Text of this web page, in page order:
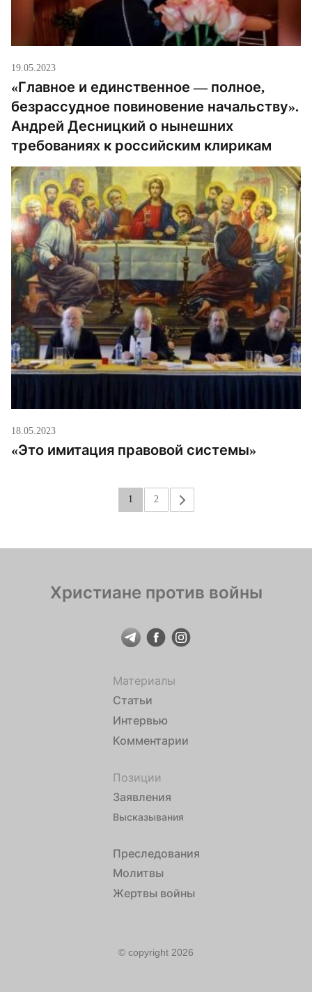
19.05.2023
«Главное и единственное — полное,
безрассудное повиновение начальству».
Андрей Десницкий о нынешних
требованиях к российским клирикам
18.05.2023
«Это имитация правовой системы»
1 2 »
Христиане против войны
Материалы
Статьи
Интервью
Комментарии
Позиции
Заявления
Высказывания
Преследования
Молитвы
Жертвы войны
© copyright 2026